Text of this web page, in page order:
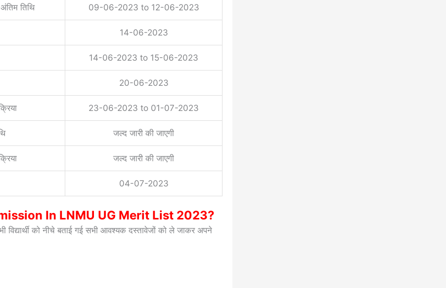
तिथि 09-06-2023 to 12-06-2023
14-06-2023
14-06-2023 to 15-06-2023
20-06-2023
23-06-2023 to 01-07-2023
जल्द जारी की जाएगी
जल्द जारी की जाएगी
04-07-2023
In LNMU UG Merit List 2023?
को नीचे बताई गई सभी आवश्यक दस्तावेजों को ले जाकर अपने